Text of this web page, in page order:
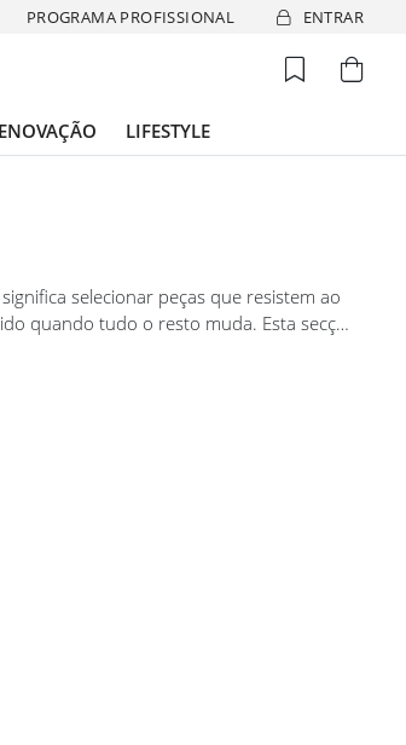
PROGRAMA PROFISSIONAL ENTRAR
LIFESTYLE
selecionar peças que resistem ao
quando tudo o resto muda. Esta secção
os revestimentos de chão e parede até